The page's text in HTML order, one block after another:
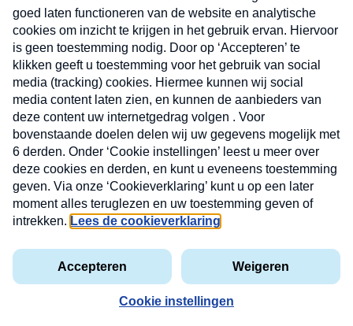
Volg ons op
MAX
Cookieverklaring
Kwetsbaarheid
X
Nieuwsbrief
Neem hier een gratis abonnement op de MAX
Consumenten nieuwsbrief. Elke maandag en
donderdag in uw mailbox.
e-
VOOR
privacyverklaring